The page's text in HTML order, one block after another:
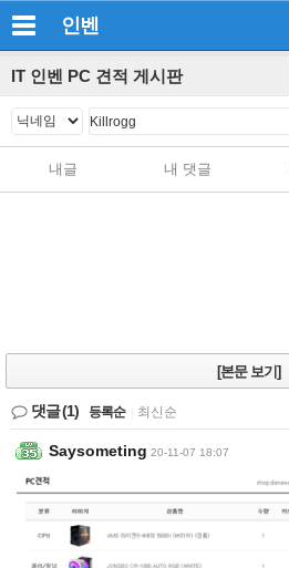
인벤
IT 인벤 PC 견적 게시판
내글 내 댓글
[본문 보기]
댓글(1) 등록순 최신순
Saysometing 20-11-07 18:07